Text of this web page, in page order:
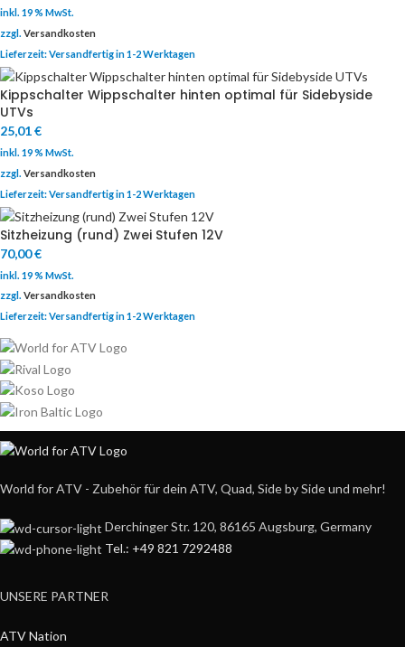
inkl. 19 % MwSt.
zzgl. Versandkosten
Lieferzeit:Versandfertig in 1-2 Werktagen
Kippschalter Wippschalter hinten optimal für Sidebyside
UTVs
25,01€
inkl. 19 % MwSt.
zzgl. Versandkosten
Lieferzeit:Versandfertig in 1-2 Werktagen
Sitzheizung (rund) Zwei Stufen 12V
70,00€
inkl. 19 % MwSt.
zzgl. Versandkosten
Lieferzeit:Versandfertig in 1-2 Werktagen
World for ATV - Zubehör für dein ATV, Quad, Side by Side und mehr!
Derchinger Str. 120, 86165 Augsburg, Germany
Tel.: +49 821 7292488
UNSERE PARTNER
ATV Nation